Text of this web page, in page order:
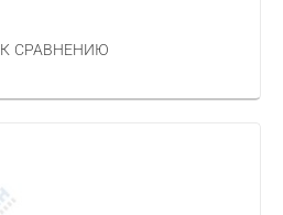
К СРАВНЕНИЮ